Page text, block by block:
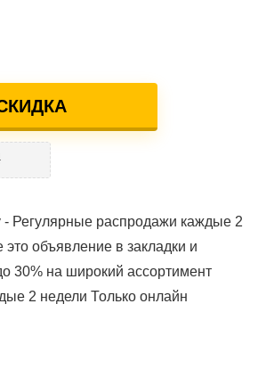
Регулярные распродажи каждые 2
объявление в закладки и
30% на широкий ассортимент
2 недели Только онлайн